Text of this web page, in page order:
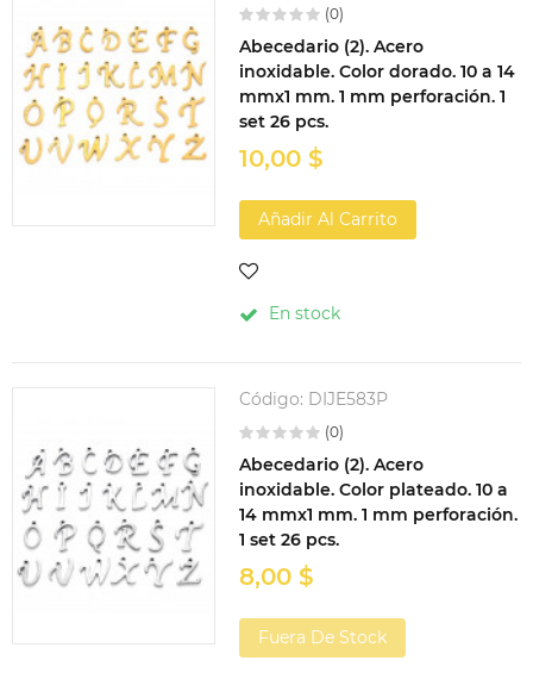
(0)
Abecedario (2). Acero
inoxidable. Color dorado. 10 a 14
mmx1 mm. 1 mm perforación. 1
set 26 pcs.
10,00 $
Añadir Al Carrito
En stock
Código: DIJE583P
(0)
Abecedario (2). Acero
inoxidable. Color plateado. 10 a
14 mmx1 mm. 1 mm perforación.
1 set 26 pcs.
8,00 $
Fuera De Stock